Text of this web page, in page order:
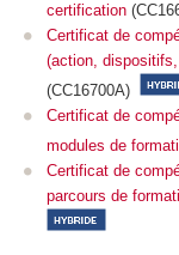
certification
Certificat de
(action,
(CC16700A)
Certificat de
modules de
Certificat de
parcours de